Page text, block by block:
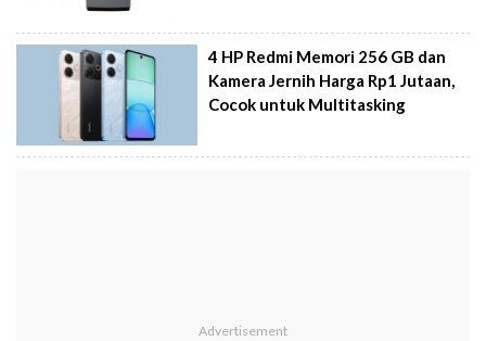
4 HP Redmi Memori 256 GB dan
Kamera Jernih Harga Rp1 Jutaan,
Cocok untuk Multitasking